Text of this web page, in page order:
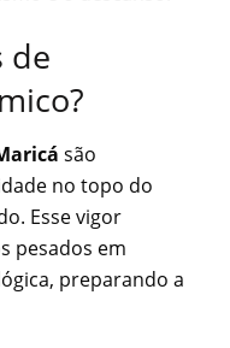
de
são
no topo do
Esse vigor
pesados em
preparando a